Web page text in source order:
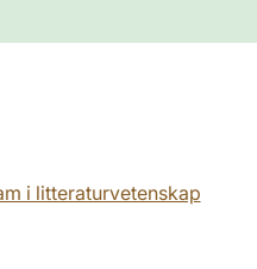
i litteraturvetenskap